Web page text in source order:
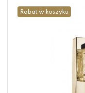
Rabat w koszyku